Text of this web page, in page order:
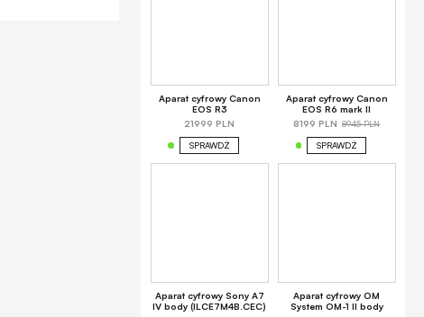
Aparat cyfrowy Canon
EOS R3
21999 PLN
SPRAWDŹ
Aparat cyfrowy Canon
EOS R6 mark II
8199 PLN 8945 PLN
SPRAWDŹ
Aparat cyfrowy Sony A7
IV body (ILCE7M4B.CEC)
Aparat cyfrowy OM
System OM-1 II body